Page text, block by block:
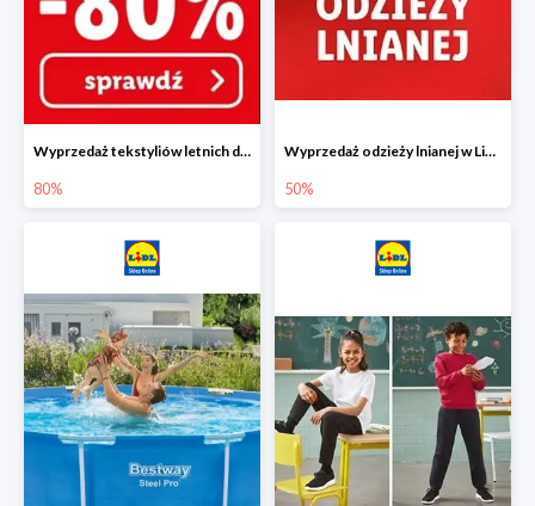
Wyprzedaż tekstyliów letnich dla dzieci w Lidlu Online do -80%
80%
Wyprzedaż odzieży lnianej w Lidlu Online do -50%
50%